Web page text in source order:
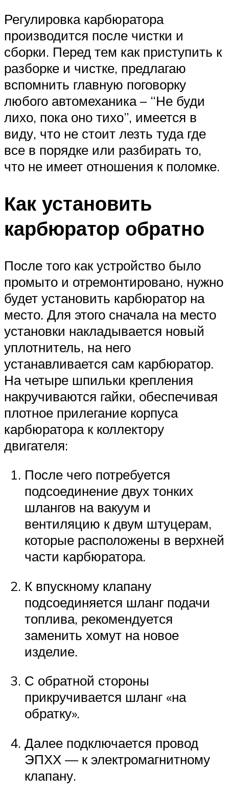
Регулировка карбюратора
производится после чистки и
сборки. Перед тем как приступить к
разборке и чистке, предлагаю
вспомнить главную поговорку
любого автомеханика – “Не буди
лихо, пока оно тихо”, имеется в
виду, что не стоит лезть туда где
все в порядке или разбирать то,
что не имеет отношения к поломке.
Как установить
карбюратор обратно
После того как устройство было
промыто и отремонтировано, нужно
будет установить карбюратор на
место. Для этого сначала на место
установки накладывается новый
уплотнитель, на него
устанавливается сам карбюратор.
На четыре шпильки крепления
накручиваются гайки, обеспечивая
плотное прилегание корпуса
карбюратора к коллектору
двигателя:
После чего потребуется
подсоединение двух тонких
шлангов на вакуум и
вентиляцию к двум штуцерам,
которые расположены в верхней
части карбюратора.
К впускному клапану
подсоединяется шланг подачи
топлива, рекомендуется
заменить хомут на новое
изделие.
С обратной стороны
прикручивается шланг «на
обратку».
Далее подключается провод
ЭПХХ — к электромагнитному
клапану.